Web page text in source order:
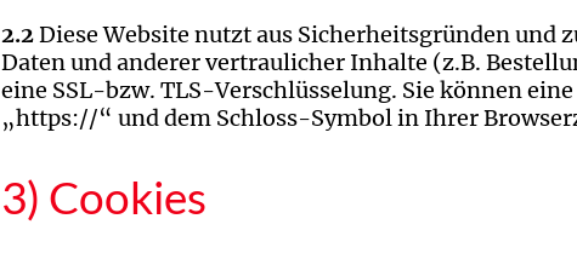
2.2Diese Website nutzt aus Sicherheitsgründen und
Daten und anderer vertraulicher Inhalte (z.B.
eine SSL-bzw. TLS-Verschlüsselung. Sie können
„https://“ und dem Schloss-Symbol in Ihrer
3) Cookies